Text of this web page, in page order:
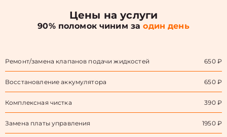
Цены на услуги
90% поломок чиним заодин день
Ремонт/замена клапанов подачи жидкостей 650 ₽
Восстановление аккумулятора 650 ₽
Комплексная чистка 390 ₽
Замена платы управления 1950 ₽